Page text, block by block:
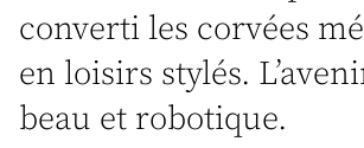
converti les corvées
en loisirs stylés.
beau et robotique.